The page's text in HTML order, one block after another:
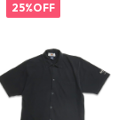
スボールシャツ
L gd410311n
w60729
25%OFF